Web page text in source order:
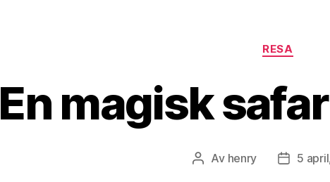
Kategorier
RESA
En magisk
Inläggsförfattare
Av henry 5